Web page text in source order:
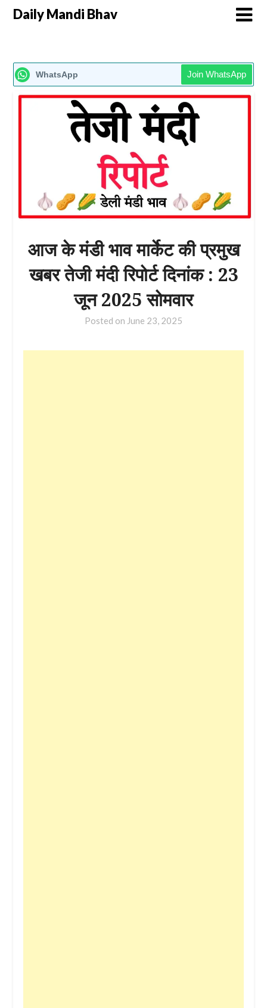
Daily Mandi Bhav
WhatsApp Join WhatsApp
आज के मंडी भाव मार्केट की प्रमुख
खबर तेजी मंदी रिपोर्ट दिनांक : 23
जून 2025 सोमवार
Posted on June 23, 2025